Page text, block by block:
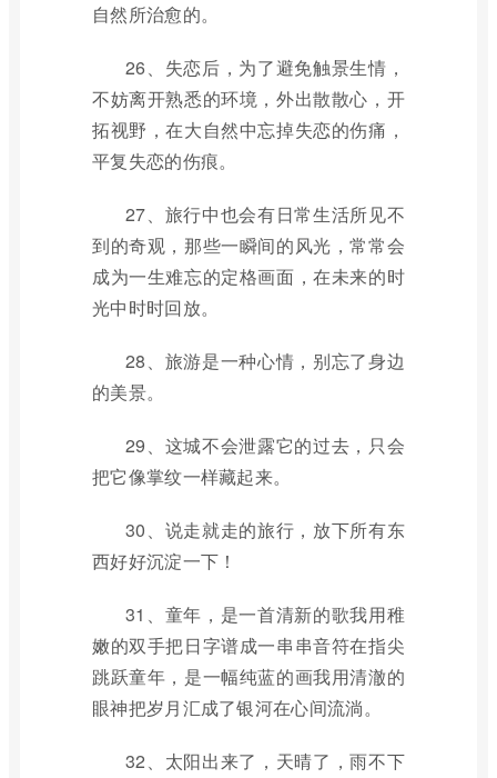
自然所治愈的。
26、失恋后，为了避免触景生情，
不妨离开熟悉的环境，外出散散心，开
拓视野，在大自然中忘掉失恋的伤痛，
平复失恋的伤痕。
27、旅行中也会有日常生活所见不
到的奇观，那些一瞬间的风光，常常会
成为一生难忘的定格画面，在未来的时
光中时时回放。
28、旅游是一种心情，别忘了身边
的美景。
29、这城不会泄露它的过去，只会
把它像掌纹一样藏起来。
30、说走就走的旅行，放下所有东
西好好沉淀一下！
31、童年，是一首清新的歌我用稚
嫩的双手把日字谱成一串串音符在指尖
跳跃童年，是一幅纯蓝的画我用清澈的
眼神把岁月汇成了银河在心间流淌。
32、太阳出来了，天晴了，雨不下